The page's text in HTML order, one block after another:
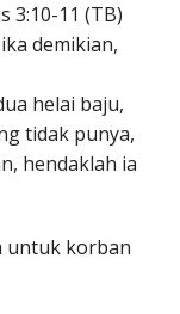
3:10-11 (TB)
demikian,
helai baju,
tidak punya,
hendaklah ia
untuk korban